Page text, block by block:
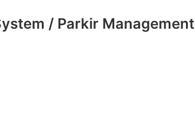
/ Parkir Management